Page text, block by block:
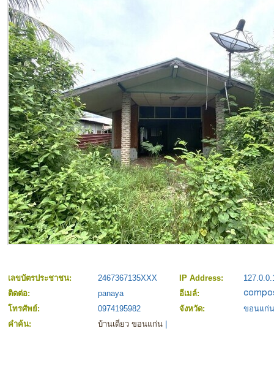
เลขบัตรประชาชน: 2467367135XXX IP Address:
ติดต่อ:
panaya
อีเมล์:
โทรศัพย์:
0974195982 จังหวัด:
ขอนแก่น
คำค้น:
บ้านเดี่ยว ขอนแก่น